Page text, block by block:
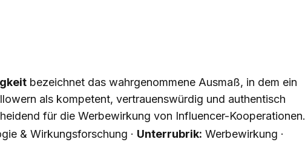
bezeichnet das wahrgenommene Ausmaß, in dem ein
als kompetent, vertrauenswürdig und authentisch
für die Werbewirkung von Influencer-Kooperationen.
& Wirkungsforschung · Unterrubrik: Werbewirkung ·